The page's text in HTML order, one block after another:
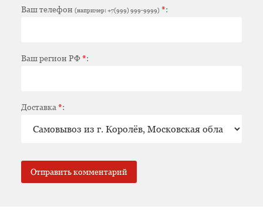
Ваш телефон (например: +7(999) 999-9999) *:
Ваш регион РФ*:
Доставка *: